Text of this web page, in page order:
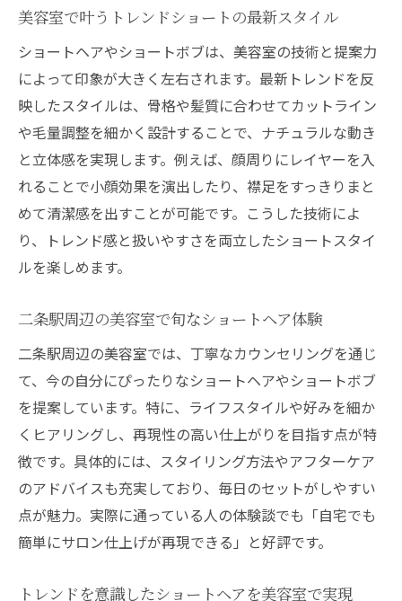
美容室で叶うトレンドショートの最新スタイル
ショートヘアやショートボブは、美容室の技術と提案力
によって印象が大きく左右されます。最新トレンドを反
映したスタイルは、骨格や髪質に合わせてカットライン
や毛量調整を細かく設計することで、ナチュラルな動き
と立体感を実現します。例えば、顔周りにレイヤーを入
れることで小顔効果を演出したり、襟足をすっきりまと
めて清潔感を出すことが可能です。こうした技術によ
り、トレンド感と扱いやすさを両立したショートスタイ
ルを楽しめます。
二条駅周辺の美容室で旬なショートヘア体験
二条駅周辺の美容室では、丁寧なカウンセリングを通じ
て、今の自分にぴったりなショートヘアやショートボブ
を提案しています。特に、ライフスタイルや好みを細か
くヒアリングし、再現性の高い仕上がりを目指す点が特
徴です。具体的には、スタイリング方法やアフターケア
のアドバイスも充実しており、毎日のセットがしやすい
点が魅力。実際に通っている人の体験談でも「自宅でも
簡単にサロン仕上げが再現できる」と好評です。
トレンドを意識したショートヘアを美容室で実現